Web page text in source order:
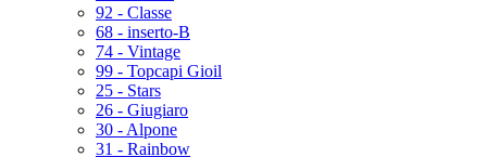
92 - Classe
68 - inserto-B
74 - Vintage
99 - Topcapi Gioil
25 - Stars
26 - Giugiaro
30 - Alpone
31 - Rainbow